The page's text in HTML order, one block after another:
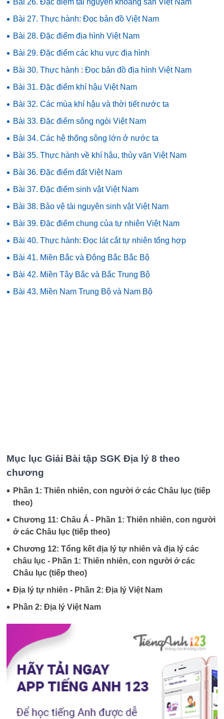
Bài 26. Đặc điểm tài nguyên khoáng sản Việt Nam
• Bài 27. Thực hành: Đọc bản đồ Việt Nam
• Bài 28. Đặc điểm địa hình Việt Nam
• Bài 29. Đặc điểm các khu vực địa hình
• Bài 30. Thực hành : Đọc bản đồ địa hình Việt Nam
• Bài 31. Đặc điểm khí hậu Việt Nam
• Bài 32. Các mùa khí hậu và thời tiết nước ta
• Bài 33. Đặc điểm sông ngòi Việt Nam
• Bài 34. Các hệ thống sông lớn ở nước ta
• Bài 35. Thực hành về khí hậu, thủy văn Việt Nam
• Bài 36. Đặc điểm đất Việt Nam
• Bài 37. Đặc điểm sinh vật Việt Nam
• Bài 38. Bảo vệ tài nguyên sinh vật Việt Nam
• Bài 39. Đặc điểm chung của tự nhiên Việt Nam
• Bài 40. Thực hành: Đọc lát cắt tự nhiên tổng hợp
• Bài 41. Miền Bắc và Đông Bắc Bắc Bộ
• Bài 42. Miền Tây Bắc và Bắc Trung Bộ
• Bài 43. Miền Nam Trung Bộ và Nam Bộ
Mục lục Giải Bài tập SGK Địa lý 8 theo
chương
• Phần 1: Thiên nhiên, con người ở các Châu lục (tiếp
theo)
• Chương 11: Châu Á - Phần 1: Thiên nhiên, con người
ở các Châu lục (tiếp theo)
• Chương 12: Tổng kết địa lý tự nhiên và địa lý các
châu lục - Phần 1: Thiên nhiên, con người ở các
Châu lục (tiếp theo)
• Địa lý tự nhiên - Phần 2: Địa lý Việt Nam
• Phần 2: Địa lý Việt Nam